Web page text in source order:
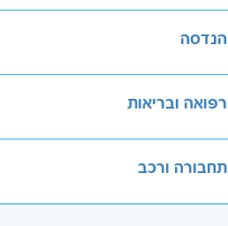
הנדסה
רפואה ובריאות
תחבורה ורכב